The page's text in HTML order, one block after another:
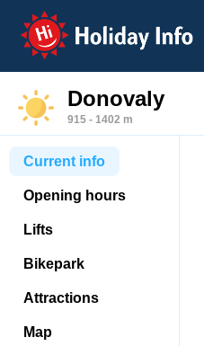
Holiday Info
Donovaly
915 - 1402 m
Current info
Opening hours
Lifts
Bikepark
Attractions
Map